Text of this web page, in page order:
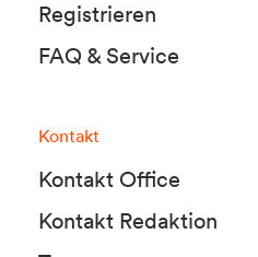
Registrieren
FAQ & Service
Kontakt
Kontakt Office
Kontakt Redaktion